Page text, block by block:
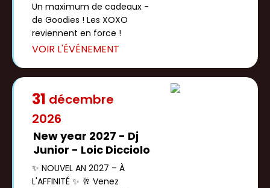
Un maximum de cadeaux -
de Goodies ! Les XOXO
reviennent en force !
31 décembre
2026
New year 2027 - Dj
Junior - Loic Dicciolo
✨ NOUVEL AN 2027 – À
L'AFFINITÉ ✨ 🥂 Venez